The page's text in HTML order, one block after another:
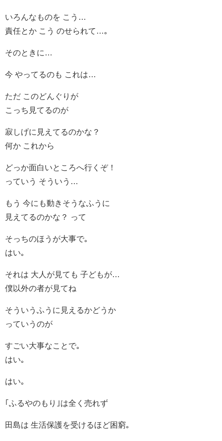
いろんなものを こう…
責任とか こう のせられて…｡
そのときに…
今 やってるのも これは…
ただ このどんぐりが
こっち見てるのが
寂しげに見えてるのかな？
何か これから
どっか面白いところへ行くぞ！
っていう そういう…
もう 今にも動きそうなふうに
見えてるのかな？ って
そっちのほうが大事で｡
はい｡
それは 大人が見ても 子どもが…
僕以外の者が見てね
そういうふうに見えるかどうか
っていうのが
すごい大事なことで｡
はい｡
はい｡
｢ふるやのもり｣は全く売れず
田島は 生活保護を受けるほど困窮｡